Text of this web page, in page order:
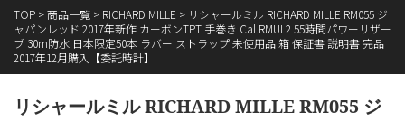
TOP >商品一覧 > RICHARD MILLE > リシャールミル RICHARD MILLE RM055 ジ
ャパンレッド 2017年新作 カーボンTPT 手巻き Cal.RMUL2 55時間パワーリザー
ブ 30m防水 日本限定50本 ラバー ストラップ 未使用品 箱 保証書 説明書 完品
2017年12月購入【委託時計】
リシャールミル RICHARD MILLE RM055 ジ